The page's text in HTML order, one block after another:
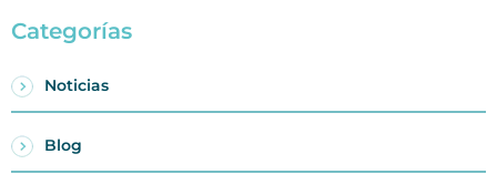
Categorías
Noticias
Blog